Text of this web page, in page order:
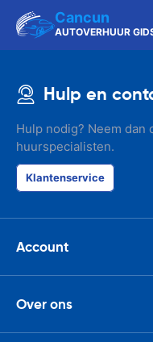
Cancun
AUTOVERHUUR
Hulp en
Hulp nodig? Neem dan
huurspecialisten.
Klantenservice
Account
Over ons